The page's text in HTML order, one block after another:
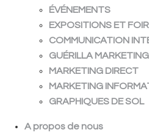
ÉVÉNEMENTS
EXPOSITIONS ET
COMMUNICATION
GUÉRILLA MARKETING
MARKETING DIRECT
MARKETING
GRAPHIQUES DE SOL
A propos de nous